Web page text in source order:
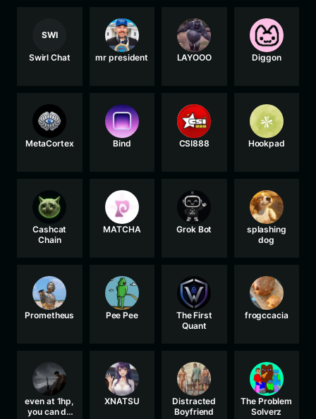
SWI
Swirl Chat mr president LAYOOO Diggon
MetaCortex Bind CSI888 Hookpad
Cashcat
Chain
MATCHA Grok Bot
splashing
dog
Prometheus Pee Pee
The First
Quant
frogccacia
even at 1hp,
you can do
XNATSU
Distracted
Boyfriend
The Problem
Solverz